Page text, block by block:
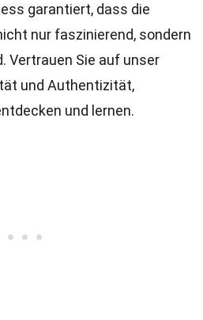
garantiert, dass die
nur faszinierend, sondern
Vertrauen Sie auf unser
und Authentizität,
und lernen.